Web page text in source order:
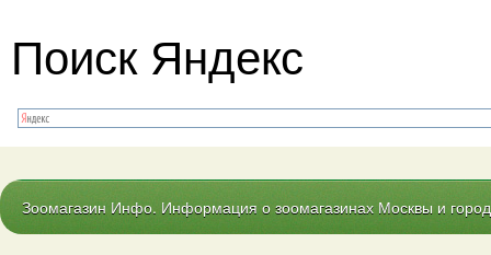
Поиск Яндекс
Зоомагазин Инфо. Информация о зоомагазинах Москвы и